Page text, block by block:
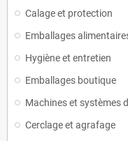
Calage et protection
Emballages
Hygiène et entretien
Emballages boutique
Machines et systèmes
Cerclage et agrafage